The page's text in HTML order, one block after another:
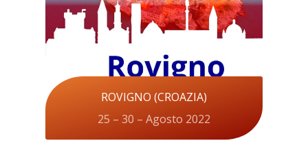
ROVIGNO (CROAZIA)
25 – 30 – Agosto 2022